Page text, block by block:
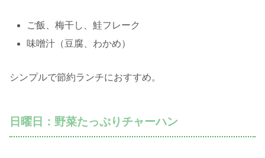
ご飯、梅干し、鮭フレーク
味噌汁（豆腐、わかめ）
シンプルで節約ランチにおすすめ。
日曜日：野菜たっぷりチャーハン